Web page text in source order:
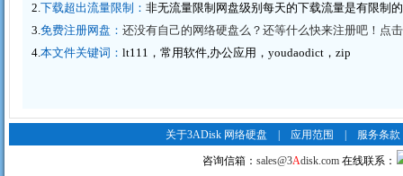
2.下载超出流量限制：非无流量限制网盘级别每天的下载流量是有限制
3.免费注册网盘：还没有自己的网络硬盘么？还等什么快来注册吧！点
4.本文件关键词：lt111，常用软件,办公应用，youdaodict，zip
关于3ADisk 网络硬盘 |应用范围 服务条款
咨询信箱：sales@3Adisk.com 在线联系：